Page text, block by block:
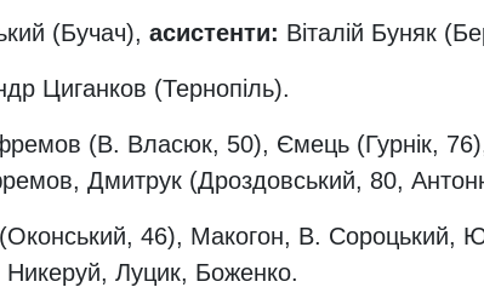
(Бучач), асистенти: Віталій Буняк
Циганков (Тернопіль).
(В. Власюк, 50), Ємець (Гурнік,
Дмитрук (Дроздовський, 80,
46), Макогон, В. Сороцький,
Луцик, Боженко.